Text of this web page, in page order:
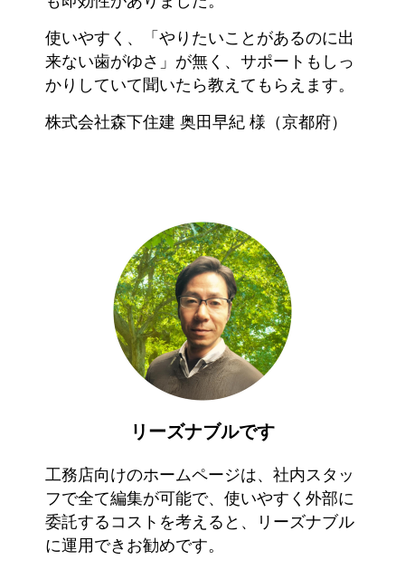
使いやすく、「やりたいことがあるのに出
来ない歯がゆさ」が無く、サポートもしっ
かりしていて聞いたら教えてもらえます。
株式会社森下住建 奥田早紀 様（京都府）
リーズナブルです
工務店向けのホームページは、社内スタッ
フで全て編集が可能で、使いやすく外部に
委託するコストを考えると、リーズナブル
に運用できお勧めです。